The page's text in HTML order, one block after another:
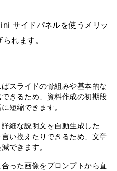
サイドパネルを使うメリッ
れます。
スライドの骨組みや基本的な
きるため、資料作成の初期段
短縮できます。
細な説明文を自動生成した
い換えたりできるため、文章
できます。
った画像をプロンプトから直